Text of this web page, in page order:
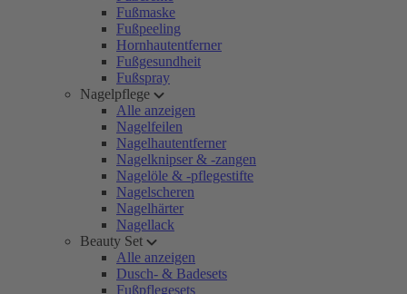
Fußmaske
Fußpeeling
Hornhautentferner
Fußgesundheit
Fußspray
Nagelpflege
Alle anzeigen
Nagelfeilen
Nagelhautentferner
Nagelknipser & -zangen
Nagelöle & -pflegestifte
Nagelscheren
Nagelhärter
Nagellack
Beauty Set
Alle anzeigen
Dusch- & Badesets
Fußpflegesets